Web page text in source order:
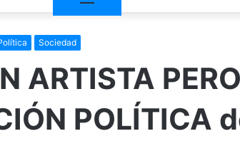
Sociedad
ARTISTA
POLÍTICA